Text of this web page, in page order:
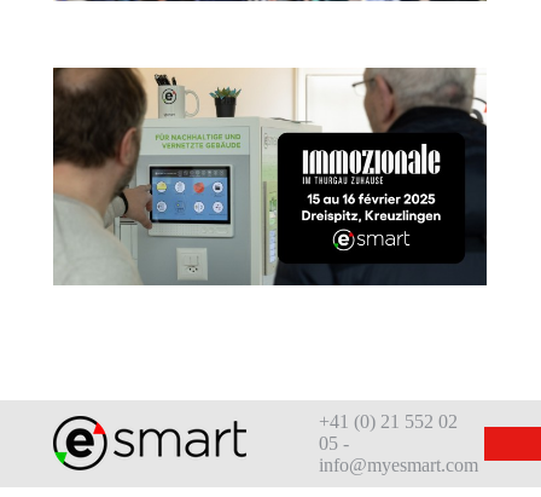
+41 (0) 21 552 02
05 -
info@myesmart.com